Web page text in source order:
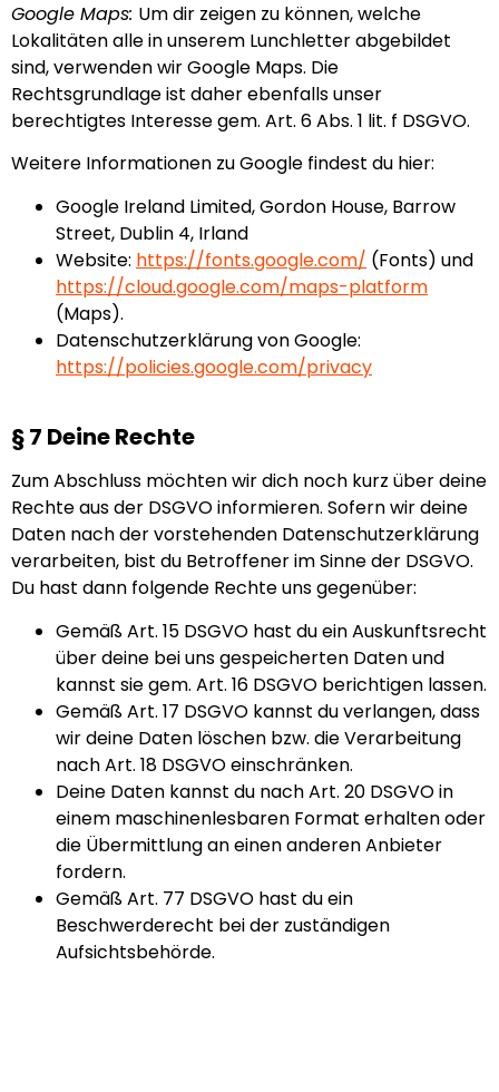
Google Maps: Um dir zeigen zu können, welche
Lokalitäten alle in unserem Lunchletter abgebildet
sind, verwenden wir Google Maps. Die
Rechtsgrundlage ist daher ebenfalls unser
berechtigtes Interesse gem. Art. 6 Abs. 1 lit. f DSGVO.
Weitere Informationen zu Google findest du hier:
Google Ireland Limited, Gordon House, Barrow
Street, Dublin 4, Irland
Website: https://fonts.google.com/ (Fonts) und
https://cloud.google.com/maps-platform
(Maps).
Datenschutzerklärung von Google:
https://policies.google.com/privacy
§ 7 Deine Rechte
Zum Abschluss möchten wir dich noch kurz über deine
Rechte aus der DSGVO informieren. Sofern wir deine
Daten nach der vorstehenden Datenschutzerklärung
verarbeiten, bist du Betroffener im Sinne der DSGVO.
Du hast dann folgende Rechte uns gegenüber:
Gemäß Art. 15 DSGVO hast du ein Auskunftsrecht
über deine bei uns gespeicherten Daten und
kannst sie gem. Art. 16 DSGVO berichtigen lassen.
Gemäß Art. 17 DSGVO kannst du verlangen, dass
wir deine Daten löschen bzw. die Verarbeitung
nach Art. 18 DSGVO einschränken.
Deine Daten kannst du nach Art. 20 DSGVO in
einem maschinenlesbaren Format erhalten oder
die Übermittlung an einen anderen Anbieter
fordern.
Gemäß Art. 77 DSGVO hast du ein
Beschwerderecht bei der zuständigen
Aufsichtsbehörde.